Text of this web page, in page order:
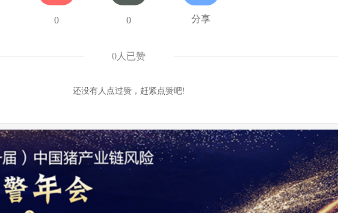
0 0 分享
0 人已赞
还没有人点过赞，赶紧点赞吧!